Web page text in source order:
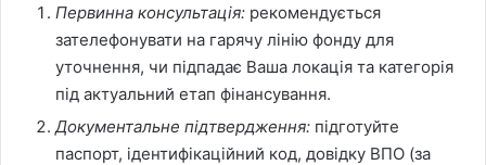
Первинна консультація: рекомендується
зателефонувати на гарячу лінію фонду для
уточнення, чи підпадає Ваша локація та категорія
під актуальний етап фінансування.
Документальне підтвердження: підготуйте
паспорт, ідентифікаційний код, довідку ВПО (за